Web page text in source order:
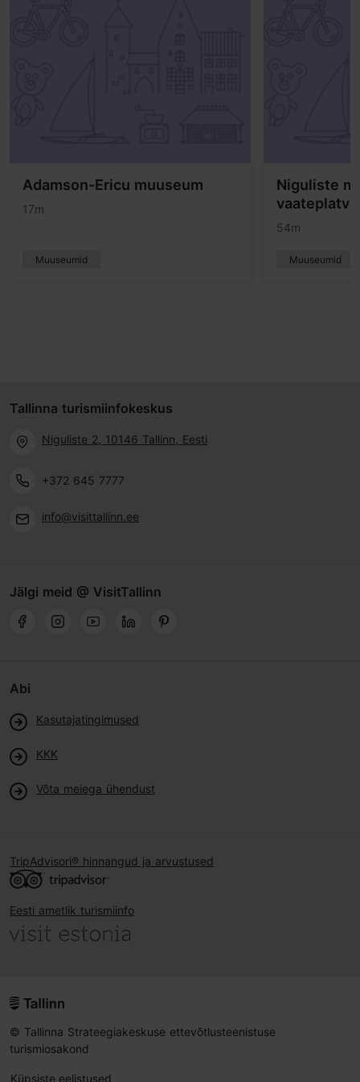
Adamson-Ericu muuseum
17m
Muuseumid
Niguliste
54m
Muuseumid
Tallinna turismiinfokeskus
Niguliste 2, 10146 Tallinn, Eesti
+372 645 7777
info@visittallinn.ee
Jälgi meid @ VisitTallinn
Abi
Kasutajatingimused
KKK
Võta meiega ühendust
TripAdvisori® hinnangud ja arvustused
Eesti ametlik turismiinfo
© Tallinna Strateegiakeskuse ettevõtlusteenistuse
turismiosakond
Küpsiste eelistused